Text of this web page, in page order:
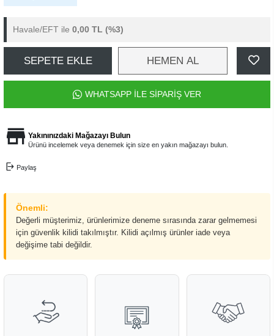
Havale/EFT ile 0,00 TL (%3)
SEPETE EKLE HEMEN AL
WHATSAPP İLE SİPARİŞ VER
Yakınınızdaki Mağazayı Bulun
Ürünü incelemek veya denemek için size en yakın mağazayı bulun.
Paylaş
Önemli:
Değerli müşterimiz, ürünlerimize deneme sırasında zarar gelmemesi
için güvenlik kilidi takılmıştır. Kilidi açılmış ürünler iade veya
değişime tabi değildir.